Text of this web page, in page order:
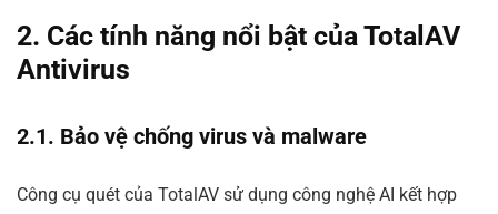
2. Các tính năng nổi bật của TotalAV
Antivirus
2.1. Bảo vệ chống virus và malware
Công cụ quét của TotalAV sử dụng công nghệ AI kết hợp